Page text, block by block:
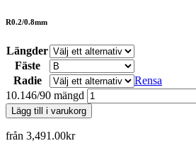
R0.2/0.8mm
Längder
Fäste
Radie
Rensa
10.146/90 mängd
Lägg till i varukorg
från 3,491.00kr